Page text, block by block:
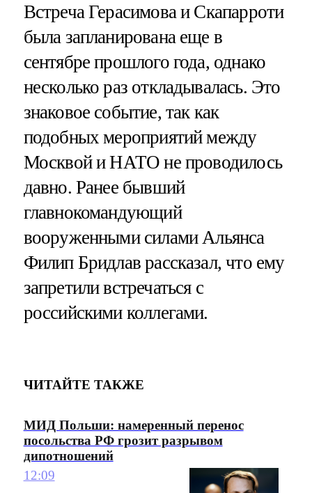
Встреча Герасимова и Скапарроти
была запланирована еще в
сентябре прошлого года, однако
несколько раз откладывалась. Это
знаковое событие, так как
подобных мероприятий между
Москвой и НАТО не проводилось
давно. Ранее бывший
главнокомандующий
вооруженными силами Альянса
Филип Бридлав рассказал, что ему
запретили встречаться с
российскими коллегами.
ЧИТАЙТЕ ТАКЖЕ
МИД Польши: намеренный перенос
посольства РФ грозит разрывом
дипотношений
12:09